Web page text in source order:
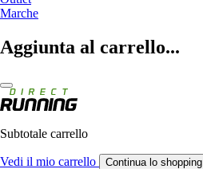
Marche
Aggiunta al carrello...
Subtotale carrello
Vedi il mio carrello Continua lo shopping